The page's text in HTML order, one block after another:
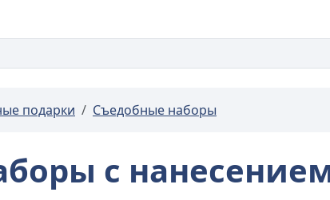
подарки Съедобные наборы
с